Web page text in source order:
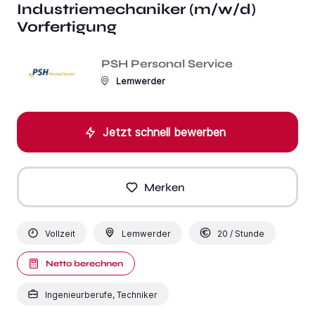
Industriemechaniker (m/w/d)
Vorfertigung
PSH Personal Service
Lemwerder
Jetzt schnell bewerben
Merken
Vollzeit Lemwerder 20 / Stunde
Netto berechnen
Ingenieurberufe, Techniker